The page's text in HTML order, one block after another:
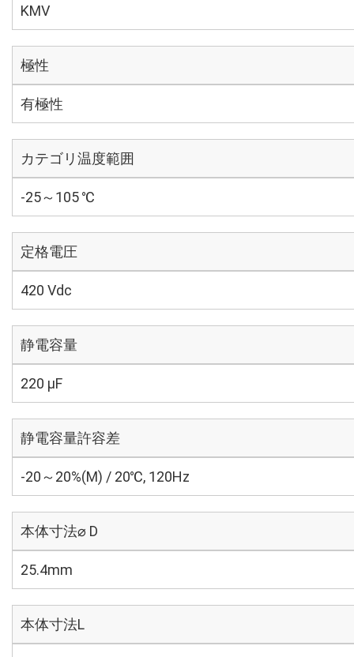
KMV
極性
有極性
カテゴリ温度範囲
-25～105 ℃
定格電圧
420 Vdc
静電容量
220 µF
静電容量許容差
-20～20%(M) / 20℃, 120Hz
本体寸法⌀ D
25.4mm
本体寸法L